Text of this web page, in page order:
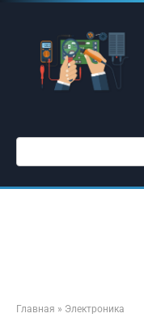
Перейти
контенту
Поиск:
Главная » Электроника